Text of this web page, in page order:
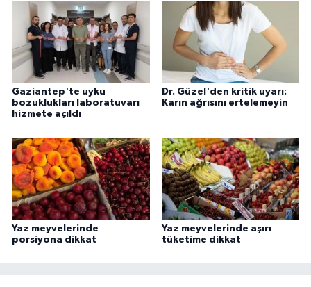
Gaziantep'te uyku
bozuklukları laboratuvarı
hizmete açıldı
Dr. Güzel'den kritik uyarı:
Karın ağrısını ertelemeyin
Yaz meyvelerinde
porsiyona dikkat
Yaz meyvelerinde aşırı
tüketime dikkat